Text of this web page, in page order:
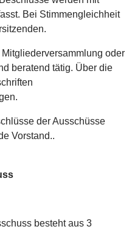
Bei Stimmengleichheit
oder
beratend tätig. Über die
der Ausschüsse
Vorstand..
besteht aus 3